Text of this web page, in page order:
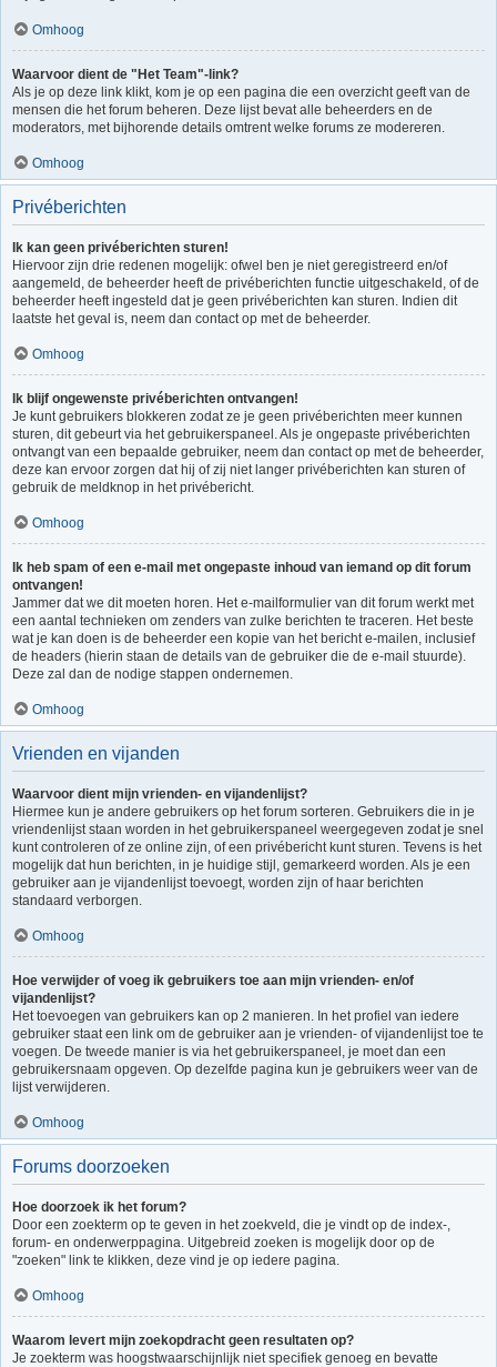
Omhoog
Waarvoor dient de "Het Team"-link?
Als je op deze link klikt, kom je op een pagina die een overzicht geeft van de
mensen die het forum beheren. Deze lijst bevat alle beheerders en de
moderators, met bijhorende details omtrent welke forums ze modereren.
Omhoog
Privéberichten
Ik kan geen privéberichten sturen!
Hiervoor zijn drie redenen mogelijk: ofwel ben je niet geregistreerd en/of
aangemeld, de beheerder heeft de privéberichten functie uitgeschakeld, of de
beheerder heeft ingesteld dat je geen privéberichten kan sturen. Indien dit
laatste het geval is, neem dan contact op met de beheerder.
Omhoog
Ik blijf ongewenste privéberichten ontvangen!
Je kunt gebruikers blokkeren zodat ze je geen privéberichten meer kunnen
sturen, dit gebeurt via het gebruikerspaneel. Als je ongepaste privéberichten
ontvangt van een bepaalde gebruiker, neem dan contact op met de beheerder,
deze kan ervoor zorgen dat hij of zij niet langer privéberichten kan sturen of
gebruik de meldknop in het privébericht.
Omhoog
Ik heb spam of een e-mail met ongepaste inhoud van iemand op dit forum
ontvangen!
Jammer dat we dit moeten horen. Het e-mailformulier van dit forum werkt met
een aantal technieken om zenders van zulke berichten te traceren. Het beste
wat je kan doen is de beheerder een kopie van het bericht e-mailen, inclusief
de headers (hierin staan de details van de gebruiker die de e-mail stuurde).
Deze zal dan de nodige stappen ondernemen.
Omhoog
Vrienden en vijanden
Waarvoor dient mijn vrienden- en vijandenlijst?
Hiermee kun je andere gebruikers op het forum sorteren. Gebruikers die in je
vriendenlijst staan worden in het gebruikerspaneel weergegeven zodat je snel
kunt controleren of ze online zijn, of een privébericht kunt sturen. Tevens is het
mogelijk dat hun berichten, in je huidige stijl, gemarkeerd worden. Als je een
gebruiker aan je vijandenlijst toevoegt, worden zijn of haar berichten
standaard verborgen.
Omhoog
Hoe verwijder of voeg ik gebruikers toe aan mijn vrienden- en/of
vijandenlijst?
Het toevoegen van gebruikers kan op 2 manieren. In het profiel van iedere
gebruiker staat een link om de gebruiker aan je vrienden- of vijandenlijst toe te
voegen. De tweede manier is via het gebruikerspaneel, je moet dan een
gebruikersnaam opgeven. Op dezelfde pagina kun je gebruikers weer van de
lijst verwijderen.
Omhoog
Forums doorzoeken
Hoe doorzoek ik het forum?
Door een zoekterm op te geven in het zoekveld, die je vindt op de index-,
forum- en onderwerppagina. Uitgebreid zoeken is mogelijk door op de
"zoeken" link te klikken, deze vind je op iedere pagina.
Omhoog
Waarom levert mijn zoekopdracht geen resultaten op?
Je zoekterm was hoogstwaarschijnlijk niet specifiek genoeg en bevatte